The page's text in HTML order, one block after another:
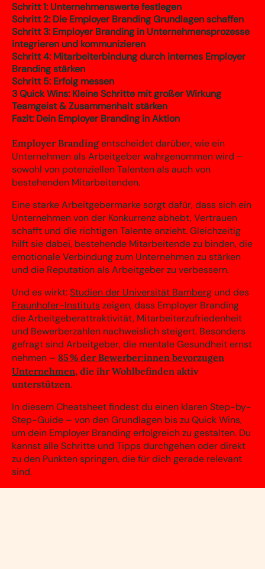
Schritt 1: Unternehmenswerte festlegen
Schritt 2: Die Employer Branding Grundlagen schaffen
Schritt 3: Employer Branding in Unternehmensprozesse
integrieren und kommunizieren
Schritt 4: Mitarbeiterbindung durch internes Employer
Branding stärken
Schritt 5: Erfolg messen
3 Quick Wins: Kleine Schritte mit großer Wirkung
Teamgeist & Zusammenhalt stärken
Fazit: Dein Employer Branding in Aktion
Employer Brandingentscheidet darüber, wie ein
Unternehmen als Arbeitgeber wahrgenommen wird –
sowohl von potenziellen Talenten als auch von
bestehenden Mitarbeitenden.
Eine starke Arbeitgebermarke sorgt dafür, dass sich ein
Unternehmen von der Konkurrenz abhebt, Vertrauen
schafft und die richtigen Talente anzieht. Gleichzeitig
hilft sie dabei, bestehende Mitarbeitende zu binden, die
emotionale Verbindung zum Unternehmen zu stärken
und die Reputation als Arbeitgeber zu verbessern.
Und es wirkt:Studien der Universität Bamberg und des
Fraunhofer-Institutszeigen, dass Employer Branding
die Arbeitgeberattraktivität, Mitarbeiterzufriedenheit
und Bewerberzahlen nachweislich steigert. Besonders
gefragt sind Arbeitgeber, die mentale Gesundheit ernst
nehmen – 85 % der Bewerber:innen bevorzugen
Unternehmen, die ihr Wohlbefinden aktiv
unterstützen.
In diesem Cheatsheet findest du einen klaren Step-by-
Step-Guide – von den Grundlagen bis zu Quick Wins,
um dein Employer Branding erfolgreich zu gestalten. Du
kannst alle Schritte und Tipps durchgehen oder direkt
zu den Punkten springen, die für dich gerade relevant
sind.